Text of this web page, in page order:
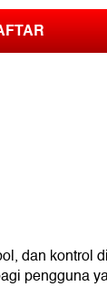
dan kontrol
pengguna